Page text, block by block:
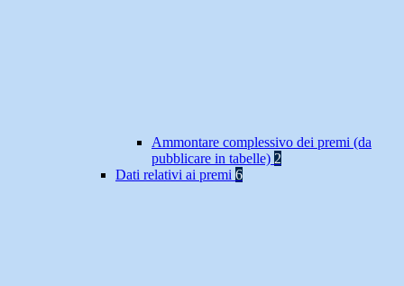
Ammontare complessivo dei premi (da
pubblicare in tabelle) 2
Dati relativi ai premi 6